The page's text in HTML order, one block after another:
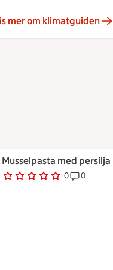
mer om klimatguiden
Musselpasta med persilja
0
0 personer har röstatReceptet
0
Musselpasta med persilja